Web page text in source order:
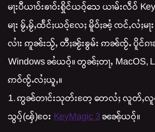
မႃးပီယၢဝ်းၶၢဝ်းႁိုင်ယဝ်ႉသေ ယၢမ်းလဵဝ်
မႃး မႂ်ႇမႂ်ႇထႅင်ႈယဝ်ႉလႄႈ မိူဝ်ႈၼႆႉ ၸင်ႇလႆႈမ
လၢႆး ဢူၼ်းသႂ်ႇ တီႈၼႂ်းၶွမ်း ဢၼ်ၸႂ်ႉ ပိူင်ၵၢ
Windows ၼႆယဝ်ႉ။ တွၼ်ႈတႃႇ MacOS,
ဢဝ်ၸႂ်ႉလႆႈယူႇ။
1. ဢွၼ်တၢင်းသုတ်းတႄႉ တေလႆႈ လူတ်ႇလူ
သွပ်ႉ(ၾ်)ဝႄး KeyMagic 3ၼၼ်ႉယဝ်ႉ။